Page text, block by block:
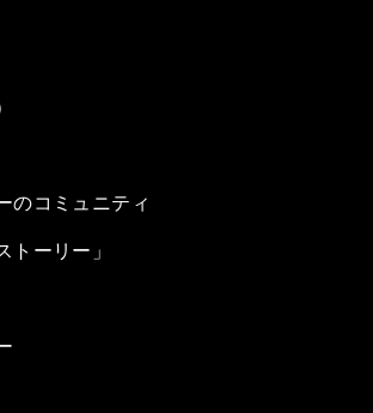
のコミュニティ
トーリー」